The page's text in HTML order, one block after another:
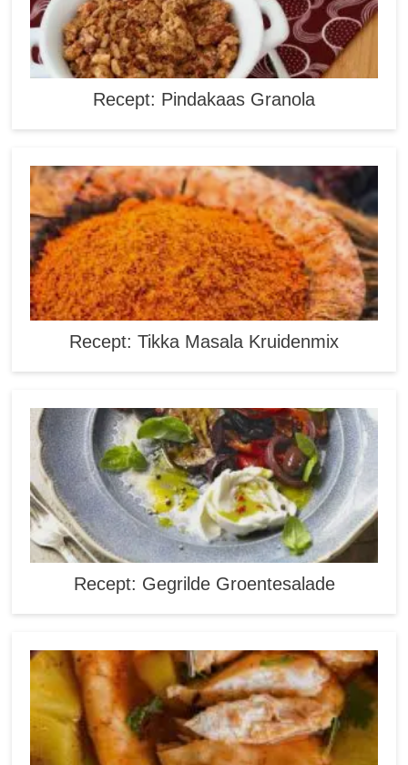
Recept: Pindakaas Granola
Recept: Tikka Masala Kruidenmix
Recept: Gegrilde Groentesalade